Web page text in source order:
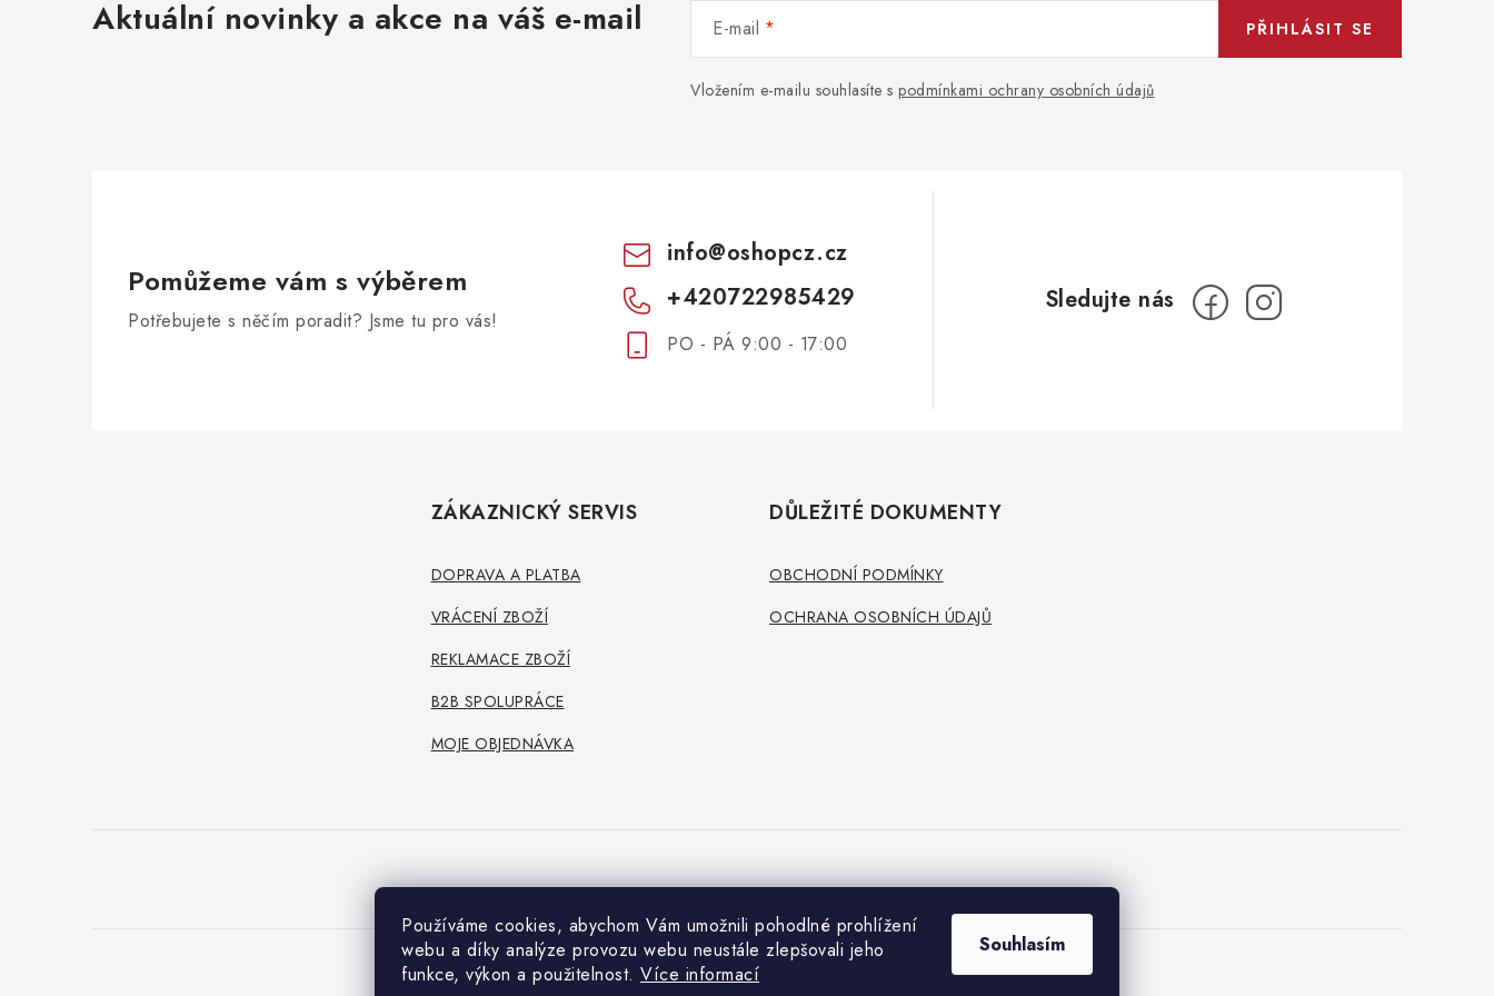
Používáme cookies, abychom Vám umožnili pohodlné prohlížení
webu a díky analýze provozu webu neustále zlepšovali jeho
funkce, výkon a použitelnost. Více informací
Souhlasím
Aktuální novinky a akce na váš e-mail E-mail
Vložením e-mailu souhlasíte s podmínkami ochrany osobních údajů
PŘIHLÁSIT SE
Pomůžeme vám s výběrem
Potřebujete s něčím poradit? Jsme tu pro vás!
info@oshopcz.cz
+420722985429
PO - PÁ 9:00 - 17:00
ZÁKAZNICKÝ SERVIS
DOPRAVA A PLATBA
VRÁCENÍ ZBOŽÍ
REKLAMACE ZBOŽÍ
B2B SPOLUPRÁCE
MOJE OBJEDNÁVKA
DŮLEŽITÉ DOKUMENTY
OBCHODNÍ PODMÍNKY
OCHRANA OSOBNÍCH ÚDAJŮ
Copyright 2026Oshopcz.cz. Všechna práva vyhrazena.